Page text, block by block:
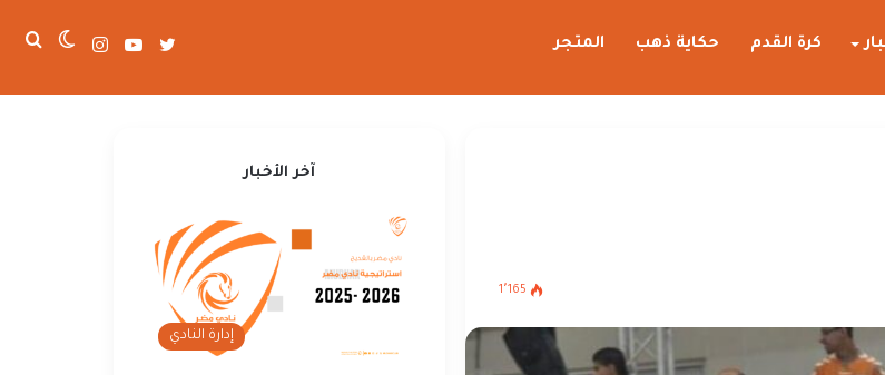
كرة القدم حكاية ذهب المتجر الوضع
انستقراميوتيوبتويتر
1٬165
آخر الأخبار
إدارة النادي